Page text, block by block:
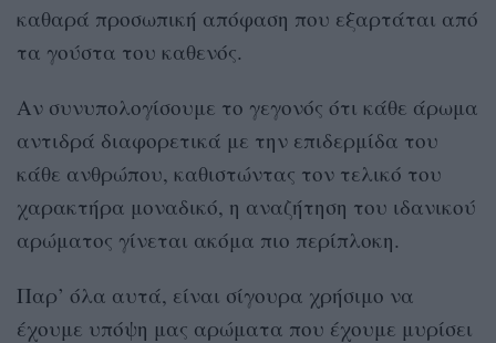
καθαρά προσωπική απόφαση που εξαρτάται από
τα γούστα του καθενός.
Αν συνυπολογίσουμε το γεγονός ότι κάθε άρωμα
αντιδρά διαφορετικά με την επιδερμίδα του
κάθε ανθρώπου, καθιστώντας τον τελικό του
χαρακτήρα μοναδικό, η αναζήτηση του ιδανικού
αρώματος γίνεται ακόμα πιο περίπλοκη.
Παρ’ όλα αυτά, είναι σίγουρα χρήσιμο να
έχουμε υπόψη μας αρώματα που έχουμε μυρίσει